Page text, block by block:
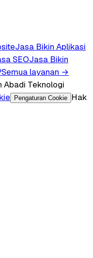
Jasa Bikin Aplikasi
SEOJasa Bikin
Semua layanan →
Abadi Teknologi
Pengaturan Cookie
Hak